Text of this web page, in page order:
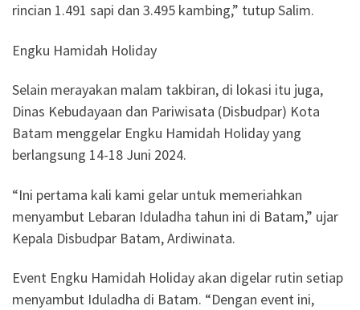
rincian 1.491 sapi dan 3.495 kambing,” tutup Salim.
Engku Hamidah Holiday
Selain merayakan malam takbiran, di lokasi itu juga,
Dinas Kebudayaan dan Pariwisata (Disbudpar) Kota
Batam menggelar Engku Hamidah Holiday yang
berlangsung 14-18 Juni 2024.
“Ini pertama kali kami gelar untuk memeriahkan
menyambut Lebaran Iduladha tahun ini di Batam,” ujar
Kepala Disbudpar Batam, Ardiwinata.
Event Engku Hamidah Holiday akan digelar rutin setiap
menyambut Iduladha di Batam. “Dengan event ini,